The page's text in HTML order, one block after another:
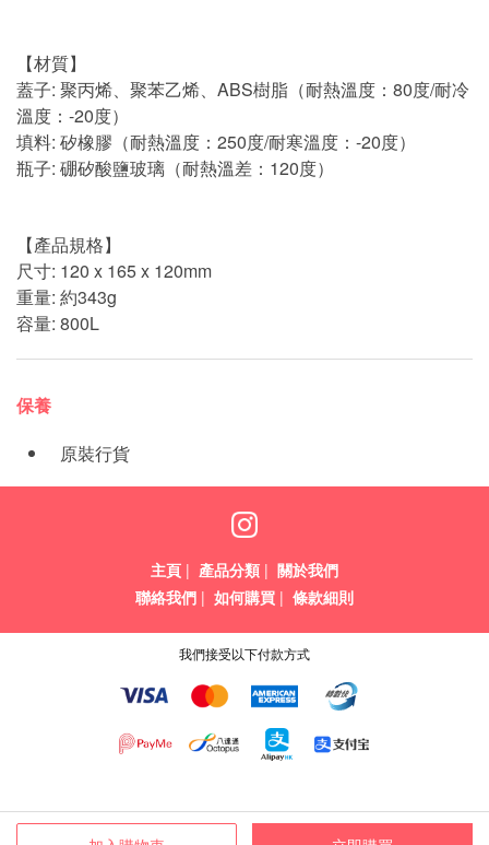
【材質】
蓋子: 聚丙烯、聚苯乙烯、ABS樹脂（耐熱溫度：80度/耐冷
溫度：-20度）
填料: 矽橡膠（耐熱溫度：250度/耐寒溫度：-20度）
瓶子: 硼矽酸鹽玻璃（耐熱溫差：120度）
【產品規格】
尺寸: 120 x 165 x 120mm
重量: 約343g
容量: 800L
保養
原裝行貨
主頁 | 產品分類 | 關於我們
聯絡我們 | 如何購買 | 條款細則
我們接受以下付款方式